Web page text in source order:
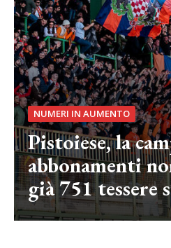
NUMERI IN AUMENTO
Pistoiese, la
abbonamenti
già 751